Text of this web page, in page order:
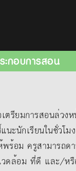
ะกอบการสอน
มการสอนล่วงหน้
ะนักเรียนในชั่วโ
ร้อม ครูสามารถด
ดล้อม ที่ดี และ/หรื